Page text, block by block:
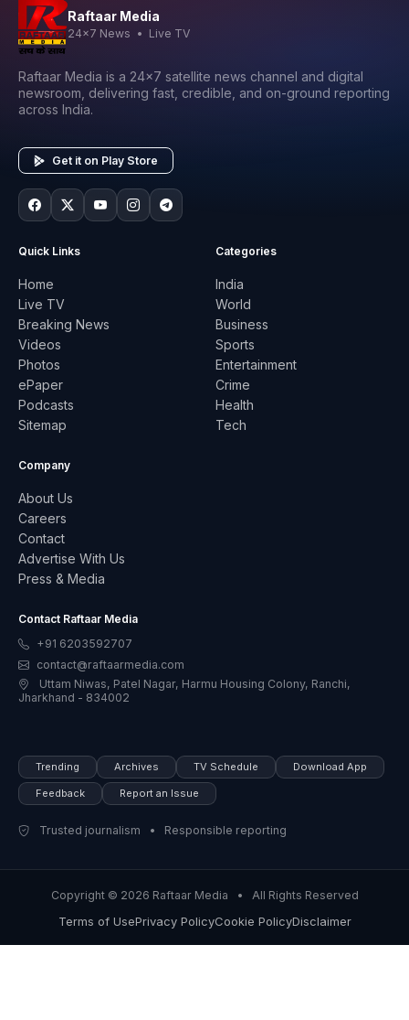
Raftaar Media
24x7 News • Live TV
Raftaar Media is a 24x7 satellite news channel and digital
newsroom, delivering fast, credible, and on-ground reporting
across India.
Get it on Play Store
Quick Links
Home
Live TV
Breaking News
Videos
Photos
ePaper
Podcasts
Sitemap
Categories
India
World
Business
Sports
Entertainment
Crime
Health
Tech
Company
About Us
Careers
Contact
Advertise With Us
Press & Media
Contact Raftaar Media
+91 6203592707
contact@raftaarmedia.com
Uttam Niwas, Patel Nagar, Harmu Housing Colony, Ranchi,
Jharkhand - 834002
Trending Archives TV Schedule Download App
Feedback Report an Issue
Trusted journalism • Responsible reporting
Copyright © 2026 Raftaar Media • All Rights Reserved
Terms of UsePrivacy PolicyCookie PolicyDisclaimer